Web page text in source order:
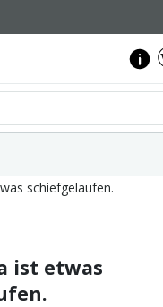
ist etwas